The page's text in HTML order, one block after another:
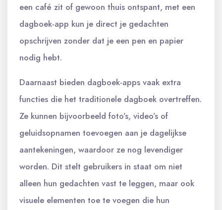
een café zit of gewoon thuis ontspant, met een
dagboek-app kun je direct je gedachten
opschrijven zonder dat je een pen en papier
nodig hebt.
Daarnaast bieden dagboek-apps vaak extra
functies die het traditionele dagboek overtreffen.
Ze kunnen bijvoorbeeld foto’s, video’s of
geluidsopnamen toevoegen aan je dagelijkse
aantekeningen, waardoor ze nog levendiger
worden. Dit stelt gebruikers in staat om niet
alleen hun gedachten vast te leggen, maar ook
visuele elementen toe te voegen die hun